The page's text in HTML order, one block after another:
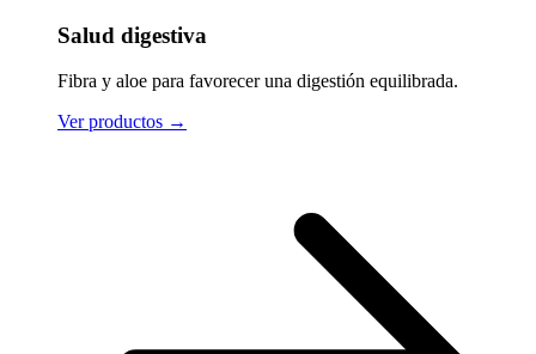
Salud digestiva
Fibra y aloe para favorecer una digestión equilibrada.
Ver productos →